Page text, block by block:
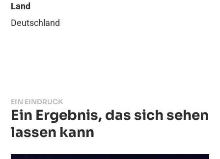
Land
Deutschland
EIN EINDRUCK
Ein Ergebnis, das sich sehen
lassen kann